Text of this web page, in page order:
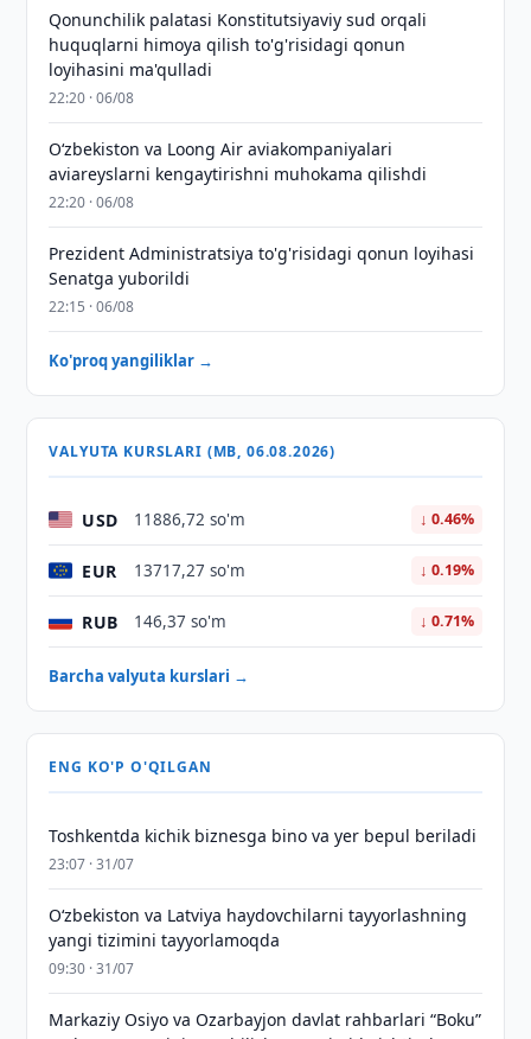
Qonunchilik palatasi Konstitutsiyaviy sud orqali
huquqlarni himoya qilish to'g'risidagi qonun
loyihasini ma'qulladi
22:20 · 06/08
Oʻzbekiston va Loong Air aviakompaniyalari
aviareyslarni kengaytirishni muhokama qilishdi
22:20 · 06/08
Prezident Administratsiya to'g'risidagi qonun loyihasi
Senatga yuborildi
22:15 · 06/08
Ko'proq yangiliklar →
VALYUTA KURSLARI (MB, 06.08.2026)
USD 11886,72 so'm ↓ 0.46%
EUR 13717,27 so'm ↓ 0.19%
RUB 146,37 so'm ↓ 0.71%
Barcha valyuta kurslari →
ENG KO'P O'QILGAN
Toshkentda kichik biznesga bino va yer bepul beriladi
23:07 · 31/07
Oʻzbekiston va Latviya haydovchilarni tayyorlashning
yangi tizimini tayyorlamoqda
09:30 · 31/07
Markaziy Osiyo va Ozarbayjon davlat rahbarlari “Boku”